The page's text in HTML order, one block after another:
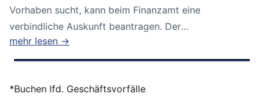
Vorhaben sucht, kann beim Finanzamt eine
verbindliche Auskunft beantragen. Der
Bundesfinanzhof...
mehr lesen →
*Buchen lfd. Geschäftsvorfälle